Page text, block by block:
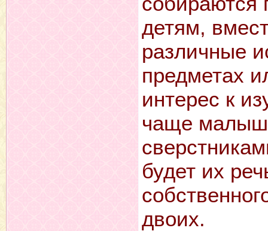
детям,
различные
предметах
интерес к
чаще
будет их
двоих.